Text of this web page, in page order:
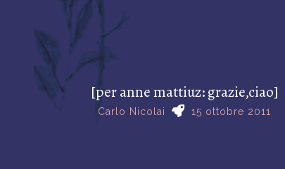
[per anne mattiuz: grazie,ciao]
Carlo Nicolai 15 ottobre 2011